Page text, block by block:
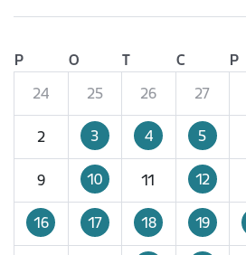
P O T C P
24
25 26 27
2 3 4 5
9 10 11 12
16 17 18 19